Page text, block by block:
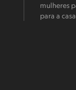
mulheres
para a